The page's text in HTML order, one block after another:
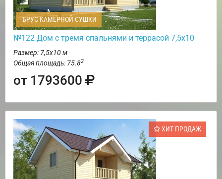
БРУС КАМЕРНОЙ СУШКИ
№122 Дом с тремя спальнями и террасой 7,5х10
Размер: 7,5х10 м
Общая площадь: 75.82
от 1793600
ХИТ ПРОДАЖ